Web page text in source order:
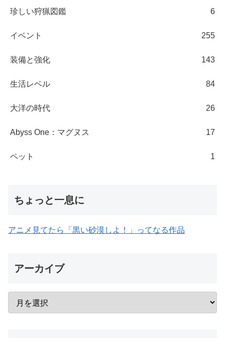
珍しい狩猟図鑑 6
イベント 255
装備と強化 143
生活レベル 84
大洋の時代 26
Abyss One：マグヌス 17
ペット 1
ちょっと一息に
アニメ見てたら「黒い砂漠しよ！」ってなる作品
アーカイブ